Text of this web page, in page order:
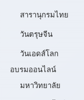
สารานุกรมไทย
วันตรุษจีน
วันเอดส์โลก
อบรมออนไลน์
มหาวิทยาลัย